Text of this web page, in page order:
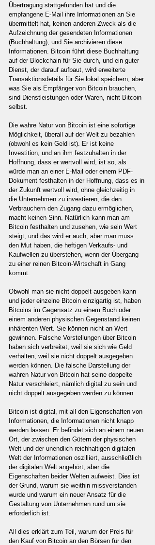
Übertragung stattgefunden hat und die
empfangene E-Mail ihre Informationen an Sie
übermittelt hat, keinen anderen Zweck als die
Aufzeichnung der gesendeten Informationen
(Buchhaltung), und Sie archivieren diese
Informationen. Bitcoin führt diese Buchhaltung
auf der Blockchain für Sie durch, und ein guter
Dienst, der darauf aufbaut, wird erweiterte
Transaktionsdetails für Sie lokal speichern, aber
was Sie als Empfänger von Bitcoin brauchen,
sind Dienstleistungen oder Waren, nicht Bitcoin
selbst.
Die wahre Natur von Bitcoin ist eine sofortige
Möglichkeit, überall auf der Welt zu bezahlen
(obwohl es kein Geld ist). Er ist keine
Investition, und an ihm festzuhalten in der
Hoffnung, dass er wertvoll wird, ist so, als
würde man an einer E-Mail oder einem PDF-
Dokument festhalten in der Hoffnung, dass es in
der Zukunft wertvoll wird, ohne gleichzeitig in
die Unternehmen zu investieren, die den
Verbrauchern den Zugang dazu ermöglichen,
macht keinen Sinn. Natürlich kann man am
Bitcoin festhalten und zusehen, wie sein Wert
steigt, und das wird er auch, aber man muss
den Mut haben, die heftigen Verkaufs- und
Kaufwellen zu überstehen, wenn der Übergang
zu einer reinen Bitcoin-Wirtschaft in Gang
kommt.
Obwohl man sie nicht doppelt ausgeben kann
und jeder einzelne Bitcoin einzigartig ist, haben
Bitcoins im Gegensatz zu einem Buch oder
einem anderen physischen Gegenstand keinen
inhärenten Wert. Sie können nicht an Wert
gewinnen. Falsche Vorstellungen über Bitcoin
haben sich verbreitet, weil sie sich wie Geld
verhalten, weil sie nicht doppelt ausgegeben
werden können. Die falsche Darstellung der
wahren Natur von Bitcoin hat seine doppelte
Natur verschleiert, nämlich digital zu sein und
nicht doppelt ausgegeben werden zu können.
Bitcoin ist digital, mit all den Eigenschaften von
Informationen, die Informationen nicht knapp
werden lassen. Er befindet sich an einem neuen
Ort, der zwischen den Gütern der physischen
Welt und der unendlich reichhaltigen digitalen
Welt der Informationen oszilliert, ausschließlich
der digitalen Welt angehört, aber die
Eigenschaften beider Welten aufweist. Dies ist
der Grund, warum sie weithin missverstanden
wurde und warum ein neuer Ansatz für die
Gestaltung von Unternehmen rund um sie
erforderlich ist.
All dies erklärt zum Teil, warum der Preis für
den Kauf von Bitcoin an den Börsen für den